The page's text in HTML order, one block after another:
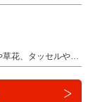
草花、タッセルや…